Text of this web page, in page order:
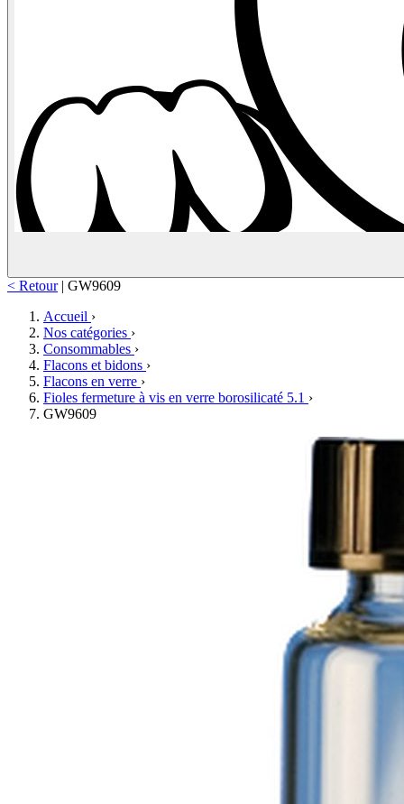
< Retour | GW9609
Accueil ›
Nos catégories ›
Consommables ›
Flacons et bidons ›
Flacons en verre ›
Fioles fermeture à vis en verre borosilicaté 5.1 ›
GW9609